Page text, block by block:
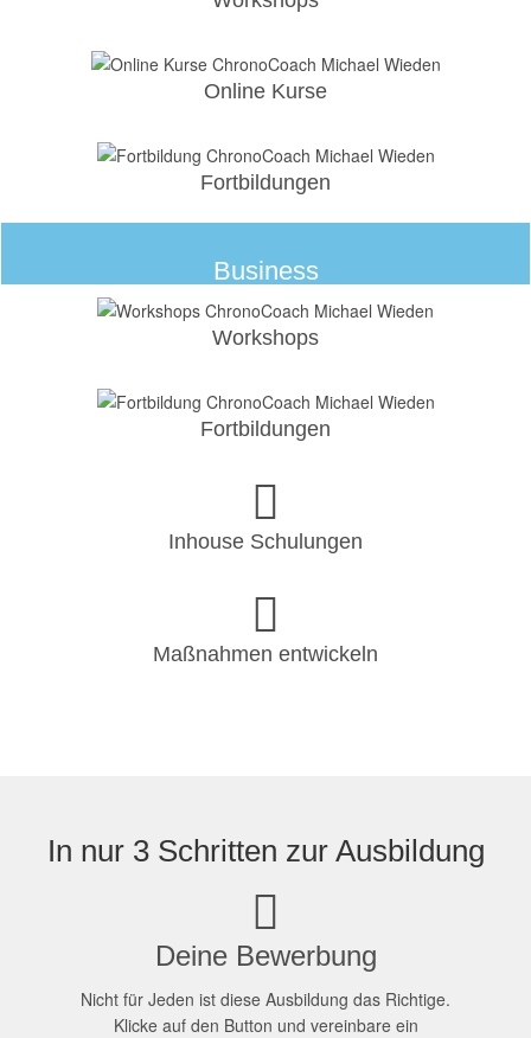
Online Kurse
Fortbildungen
Business
Workshops
Fortbildungen
Inhouse Schulungen
Maßnahmen entwickeln
In nur 3 Schritten zur Ausbildung
Deine Bewerbung
Nicht für Jeden ist diese Ausbildung das Richtige.
Klicke auf den Button und vereinbare ein